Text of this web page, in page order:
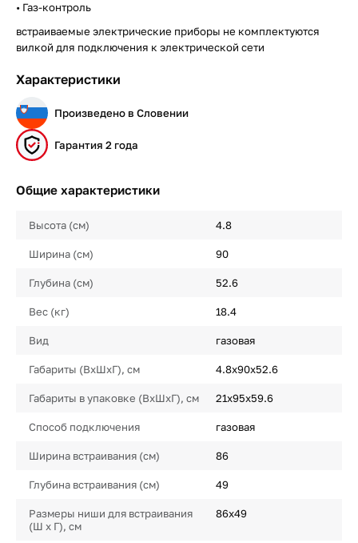
• Газ-контроль
встраиваемые электрические приборы не комплектуются
вилкой для подключения к электрической сети
Характеристики
Произведено в Словении
Гарантия 2 года
Общие характеристики
Высота (см) 4.8
Ширина (см) 90
Глубина (см) 52.6
Вес (кг) 18.4
Вид газовая
Габариты (ВхШхГ), см 4.8х90х52.6
Габариты в упаковке (ВхШхГ), см 21x95x59.6
Способ подключения газовая
Ширина встраивания (см) 86
Глубина встраивания (см) 49
Размеры ниши для встраивания
(Ш х Г), см
86х49